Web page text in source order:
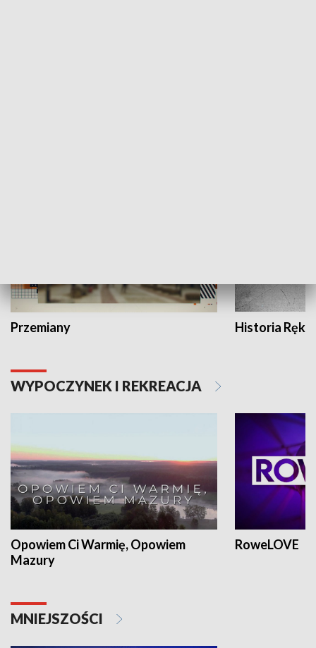
Przemiany Historia Ręką
WYPOCZYNEK I REKREACJA
Opowiem Ci Warmię, Opowiem
Mazury
RoweLOVE
MNIEJSZOŚCI